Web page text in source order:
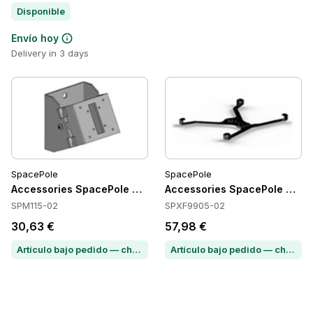
Disponible
Envío hoy
Delivery in 3 days
SpacePole
Accessories SpacePole SPM115-02
SPM115-02
30,63 €
Artículo bajo pedido — chatea para conocer el plazo de entrega
SpacePole
Accessories SpacePole
SPXF9905-02
57,98 €
Artículo bajo pedido — chatea para conocer el plazo de entrega